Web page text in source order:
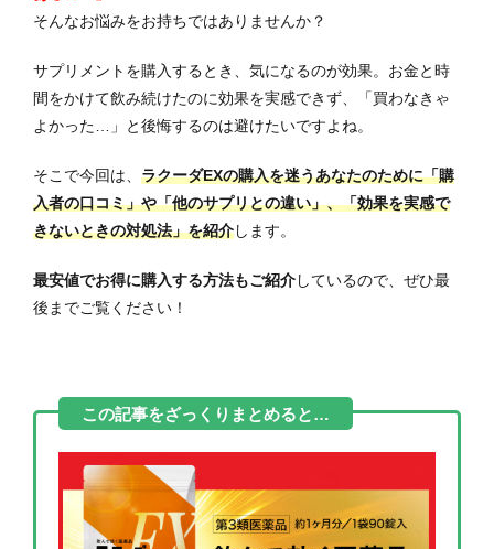
そんなお悩みをお持ちではありませんか？
サプリメントを購入するとき、気になるのが効果。お金と時
間をかけて飲み続けたのに効果を実感できず、「買わなきゃ
よかった…」と後悔するのは避けたいですよね。
そこで今回は、 ラクーダEXの購入を迷うあなたのために「購
入者の口コミ」や「他のサプリとの違い」、「効果を実感で
きないときの対処法」を紹介します。
最安値でお得に購入する方法もご紹介しているので、ぜひ最
後までご覧ください！